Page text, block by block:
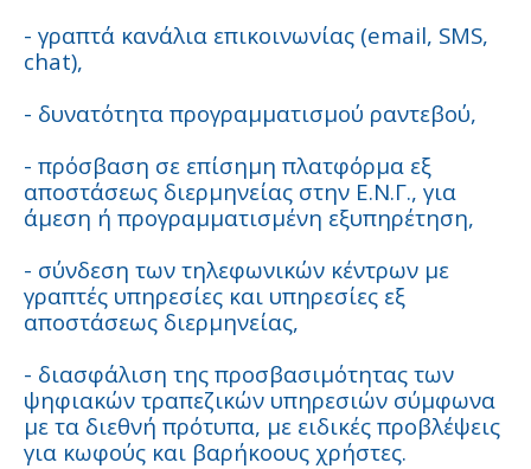
- γραπτά κανάλια επικοινωνίας (email, SMS,
chat),
- δυνατότητα προγραμματισμού ραντεβού,
- πρόσβαση σε επίσημη πλατφόρμα εξ
αποστάσεως διερμηνείας στην Ε.Ν.Γ., για
άμεση ή προγραμματισμένη εξυπηρέτηση,
- σύνδεση των τηλεφωνικών κέντρων με
γραπτές υπηρεσίες και υπηρεσίες εξ
αποστάσεως διερμηνείας,
- διασφάλιση της προσβασιμότητας των
ψηφιακών τραπεζικών υπηρεσιών σύμφωνα
με τα διεθνή πρότυπα, με ειδικές προβλέψεις
για κωφούς και βαρήκοους χρήστες.